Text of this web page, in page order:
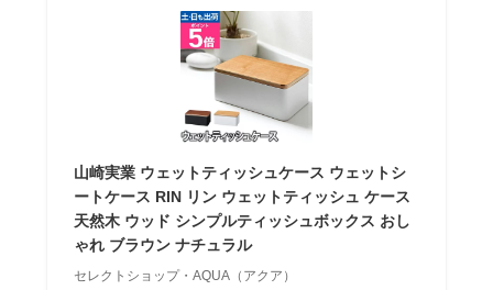
山崎実業 ウェットティッシュケース ウェットシ
ートケース RIN リン ウェットティッシュ ケース
天然木 ウッド シンプルティッシュボックス おし
ゃれ ブラウン ナチュラル
セレクトショップ・AQUA（アクア）